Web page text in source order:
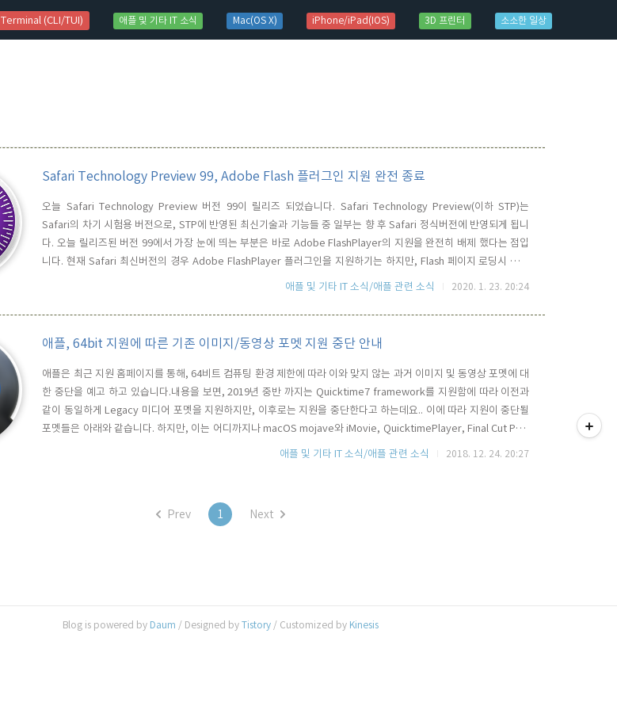
Terminal (CLI/TUI) 애플 및 기타 IT 소식 Mac(OS X) iPhone/iPad(IOS) 3D 프린터 소소한 일상
Safari Technology Preview 99, Adobe Flash 플러그인 지원 완전 종료
오늘 Safari Technology Preview 버전 99이 릴리즈 되었습니다. Safari Technology Preview(이하 STP)는
Safari의 차기 시험용 버전으로, STP에 반영된 최신기술과 기능들 중 일부는 향 후 Safari 정식버전에 반영되게 됩니
다. 오늘 릴리즈된 버전 99에서 가장 눈에 띄는 부분은 바로 Adobe FlashPlayer의 지원을 완전히 배제 했다는 점입
니다. 현재 Safari 최신버전의 경우 Adobe FlashPlayer 플러그인을 지원하기는 하지만, Flash 페이지 로딩시 기본
Off 모드로 설정이 되며, 사용자의 설정에 의해 활성화 시킬 수 있도록 되어 있는데요 STP 99 에서는 아예 원천적으
애플 및 기타 IT 소식/애플 관련 소식 2020. 1. 23. 20:24
애플, 64bit 지원에 따른 기존 이미지/동영상 포멧 지원 중단 안내
애플은 최근 지원 홈페이지를 통해, 64비트 컴퓨팅 환경 제한에 따라 이와 맞지 않는 과거 이미지 및 동영상 포멧에 대
한 중단을 예고 하고 있습니다.내용을 보면, 2019년 중반 까지는 Quicktime7 framework를 지원함에 따라 이전과
같이 동일하게 Legacy 미디어 포멧을 지원하지만, 이후로는 지원을 중단한다고 하는데요.. 이에 따라 지원이 중단될
포멧들은 아래와 같습니다. 하지만, 이는 어디까지나 macOS mojave와 iMovie, QuicktimePlayer, Final Cut Pro,
Garageband 등 애플이 개발한 S/W에 국한 된 것이고, 다른 동영상/이미지 관련 소프트웨어들의 경우 SW 제작사가
애플 및 기타 IT 소식/애플 관련 소식 2018. 12. 24. 20:27
Prev 1 Next
Blog is powered by Daum / Designed by Tistory/ Customized by Kinesis
티스토리툴바